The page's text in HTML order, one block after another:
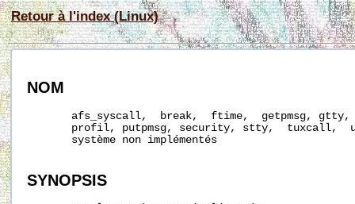
Retour à l'index (Linux)
NOM
afs_syscall,  break,  ftime,  getpmsg,
profil, putpmsg, security, stty,  tuxcall,
       système non implémentés
SYNOPSIS